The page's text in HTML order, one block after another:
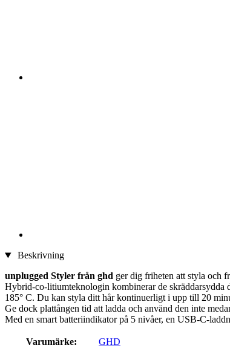
Beskrivning
unplugged Styler från ghd ger dig friheten att styla och
Hybrid-co-litiumteknologin kombinerar de skräddarsydda
185° C. Du kan styla ditt hår kontinuerligt i upp till 20
Ge dock plattången tid att ladda och använd den inte
Med en smart batteriindikator på 5 nivåer, en USB-C-
Varumärke:
GHD